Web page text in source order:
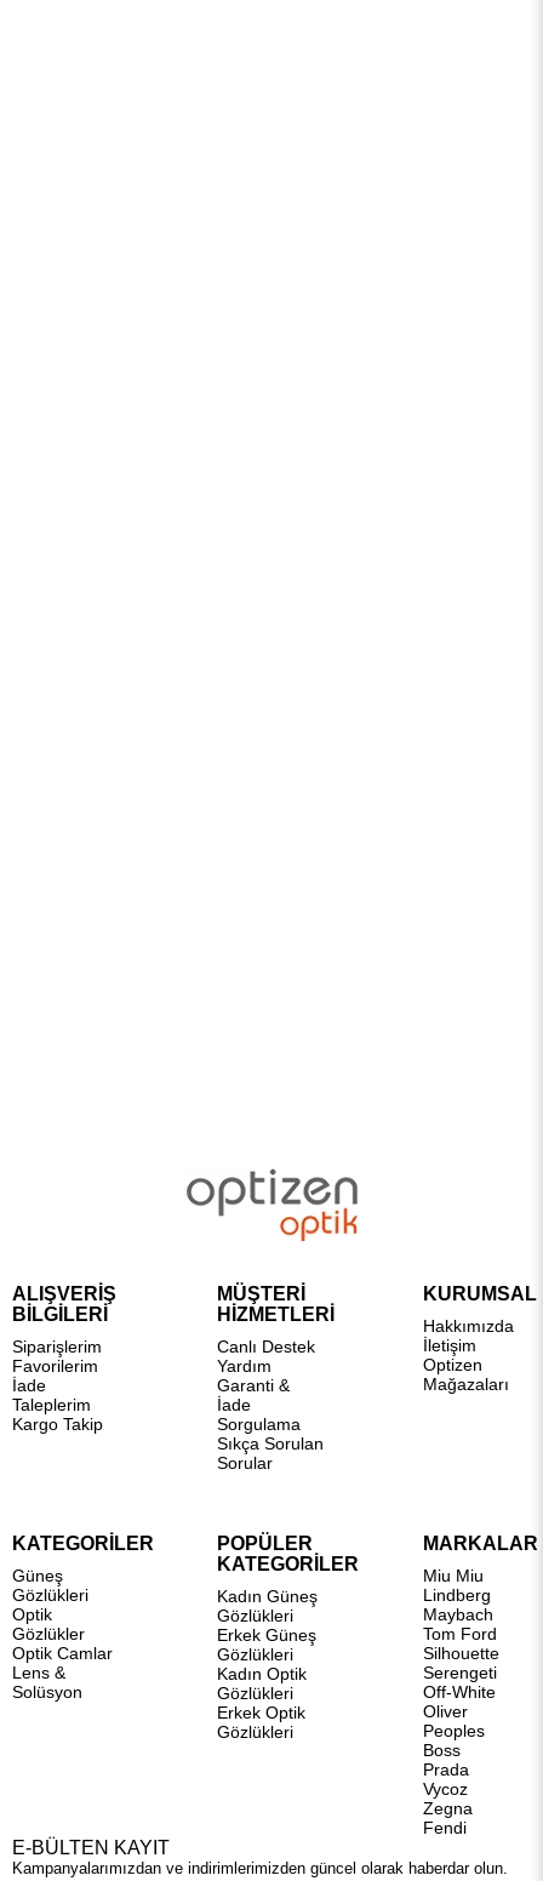
ALIŞVERİŞ
BİLGİLERİ
Siparişlerim
Favorilerim
İade
Taleplerim
Kargo Takip
MÜŞTERİ
HİZMETLERİ
Canlı Destek
Yardım
Garanti &
İade
Sorgulama
Sıkça Sorulan
Sorular
KURUMSAL
Hakkımızda
İletişim
Optizen
Mağazaları
KATEGORİLER
Güneş
Gözlükleri
Optik
Gözlükler
Optik Camlar
Lens &
Solüsyon
POPÜLER
KATEGORİLER
Kadın Güneş
Gözlükleri
Erkek Güneş
Gözlükleri
Kadın Optik
Gözlükleri
Erkek Optik
Gözlükleri
MARKALAR
Miu Miu
Lindberg
Maybach
Tom Ford
Silhouette
Serengeti
Off-White
Oliver
Peoples
Boss
Prada
Vycoz
Zegna
Fendi
E-BÜLTEN KAYIT
Kampanyalarımızdan ve indirimlerimizden güncel olarak haberdar olun.